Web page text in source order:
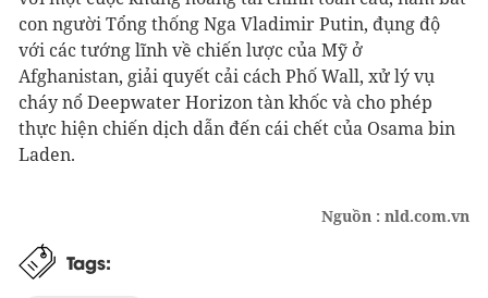
con người Tổng thống Nga Vladimir Putin, đụng độ
với các tướng lĩnh về chiến lược của Mỹ ở
Afghanistan, giải quyết cải cách Phố Wall, xử lý vụ
cháy nổ Deepwater Horizon tàn khốc và cho phép
thực hiện chiến dịch dẫn đến cái chết của Osama bin
Laden.
Nguồn : nld.com.vn
Tags: